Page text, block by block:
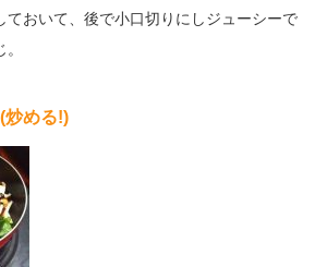
ておいて、後で小口切りにしジューシーで
炒める!)